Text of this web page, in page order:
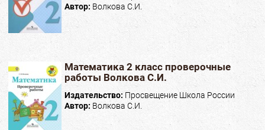
Автор: Волкова С.И.
Математика 2 класс проверочные
работы Волкова С.И.
Издательство: Просвещение Школа России
Автор: Волкова С.И.